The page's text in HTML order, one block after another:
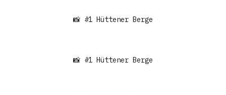
📸 #1 Hüttener Berge
📸 #1 Hüttener Berge